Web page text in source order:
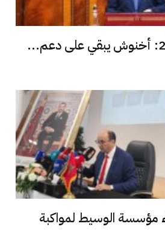
مؤسسة الوسيط لمواكبة